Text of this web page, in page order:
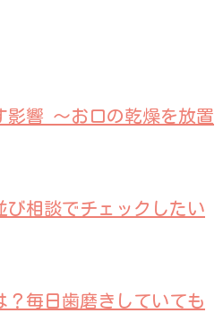
影響 ～お口の乾燥を放置
び相談でチェックしたい
？毎日歯磨きしていても